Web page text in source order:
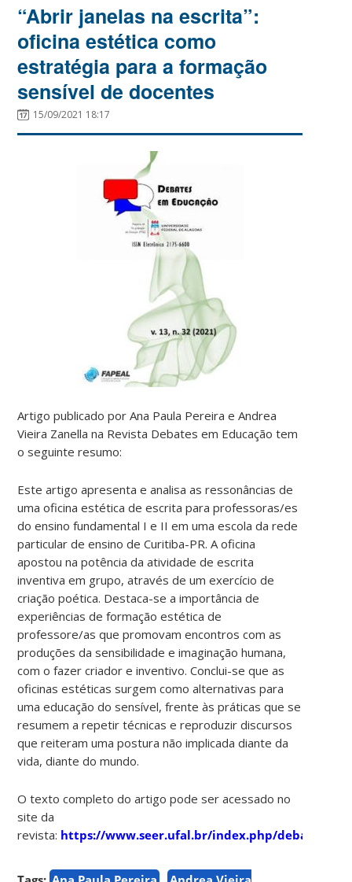
“Abrir janelas na escrita”:
oficina estética como
estratégia para a formação
sensível de docentes
15/09/2021 18:17
Artigo publicado por Ana Paula Pereira e Andrea
Vieira Zanella na Revista Debates em Educação tem
o seguinte resumo:
Este artigo apresenta e analisa as ressonâncias de
uma oficina estética de escrita para professoras/es
do ensino fundamental I e II em uma escola da rede
particular de ensino de Curitiba-PR. A oficina
apostou na potência da atividade de escrita
inventiva em grupo, através de um exercício de
criação poética. Destaca-se a importância de
experiências de formação estética de
professore/as que promovam encontros com as
produções da sensibilidade e imaginação humana,
com o fazer criador e inventivo. Conclui-se que as
oficinas estéticas surgem como alternativas para
uma educação do sensível, frente às práticas que se
resumem a repetir técnicas e reproduzir discursos
que reiteram uma postura não implicada diante da
vida, diante do mundo.
O texto completo do artigo pode ser acessado no
site da
revista: https://www.seer.ufal.br/index.php/